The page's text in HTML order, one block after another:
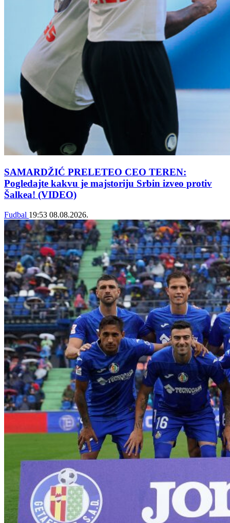
SAMARDŽIĆ PRELETEO CEO TEREN:
Pogledajte kakvu je majstoriju Srbin izveo protiv
Šalkea! (VIDEO)
Fudbal 19:53 08.08.2026.